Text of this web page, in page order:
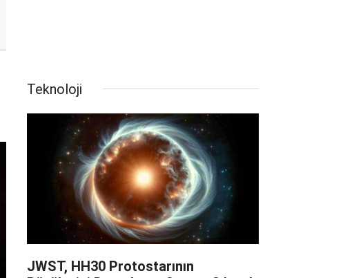
Teknoloji
JWST, HH30 Protostarının